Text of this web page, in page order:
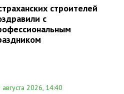
строителей
с
августа 2026, 14:40